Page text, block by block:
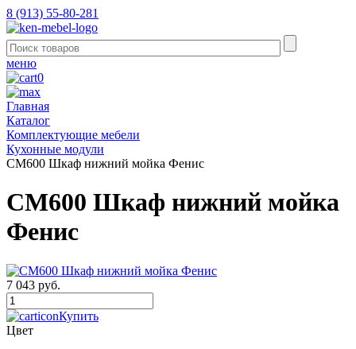
8 (913) 55-80-281
меню
0
Главная
Каталог
Комплектующие мебели
Кухонные модули
СМ600 Шкаф нижний мойка Фенис
СМ600 Шкаф нижний мойка
Фенис
7 043 руб.
Купить
Цвет